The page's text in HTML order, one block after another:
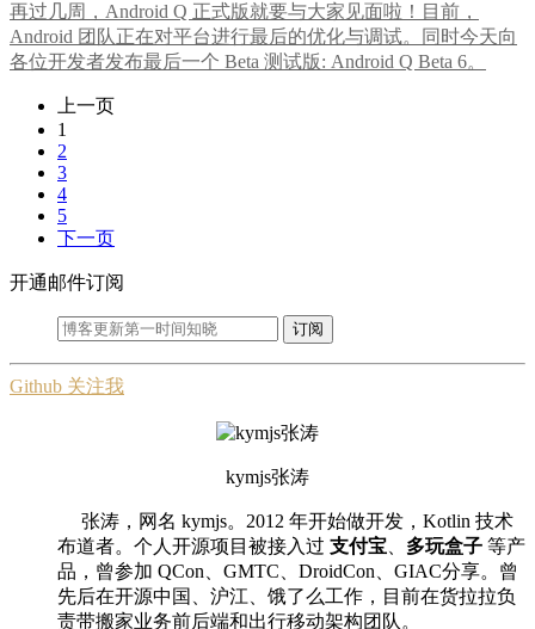
再过几周，Android Q 正式版就要与大家见面啦！目前，
Android 团队正在对平台进行最后的优化与调试。同时今天向
各位开发者发布最后一个 Beta 测试版: Android Q Beta 6。
上一页
1
2
3(current)
4(current)
5(current)
下一页
开通邮件订阅
订阅
Github 关注我
kymjs张涛
张涛，网名 kymjs。2012 年开始做开发，Kotlin 技术
布道者。个人开源项目被接入过 支付宝 多玩盒子 等产
品，曾参加 QCon、GMTC、DroidCon、GIAC分享。曾
先后在开源中国、沪江、饿了么工作，目前在货拉拉负
责带搬家业务前后端和出行移动架构团队。